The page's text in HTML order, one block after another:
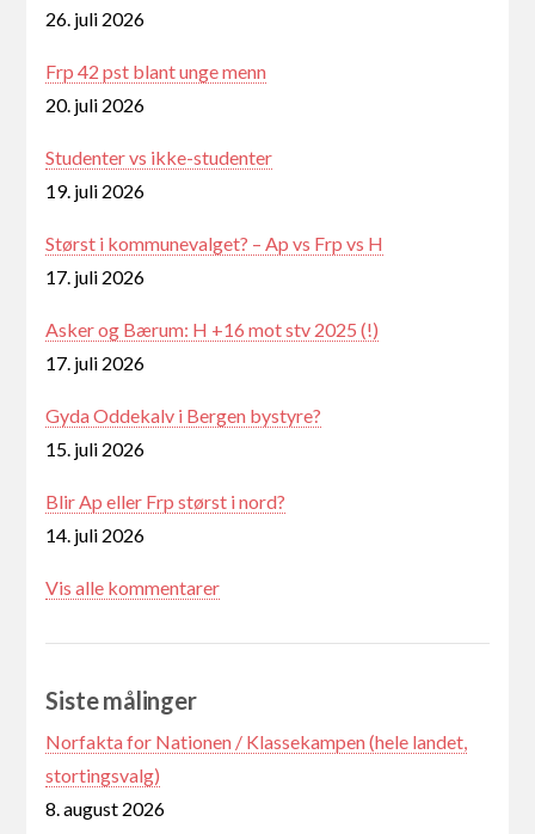
26. juli 2026
Frp 42 pst blant unge menn
20. juli 2026
Studenter vs ikke-studenter
19. juli 2026
Størst i kommunevalget? – Ap vs Frp vs H
17. juli 2026
Asker og Bærum: H +16 mot stv 2025 (!)
17. juli 2026
Gyda Oddekalv i Bergen bystyre?
15. juli 2026
Blir Ap eller Frp størst i nord?
14. juli 2026
Vis alle kommentarer
Siste målinger
Norfakta for Nationen / Klassekampen (hele landet,
stortingsvalg)
8. august 2026